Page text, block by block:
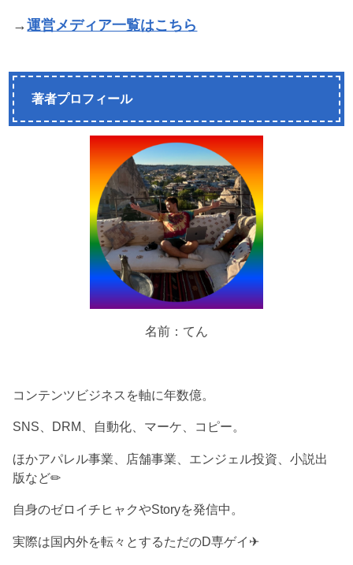
→運営メディア一覧はこちら
著者プロフィール
名前：てん
コンテンツビジネスを軸に年数億。
SNS、DRM、自動化、マーケ、コピー。
ほかアパレル事業、店舗事業、エンジェル投資、小説出
版など✏︎
自身のゼロイチヒャクやStoryを発信中。
実際は国内外を転々とするただのD専ゲイ✈︎